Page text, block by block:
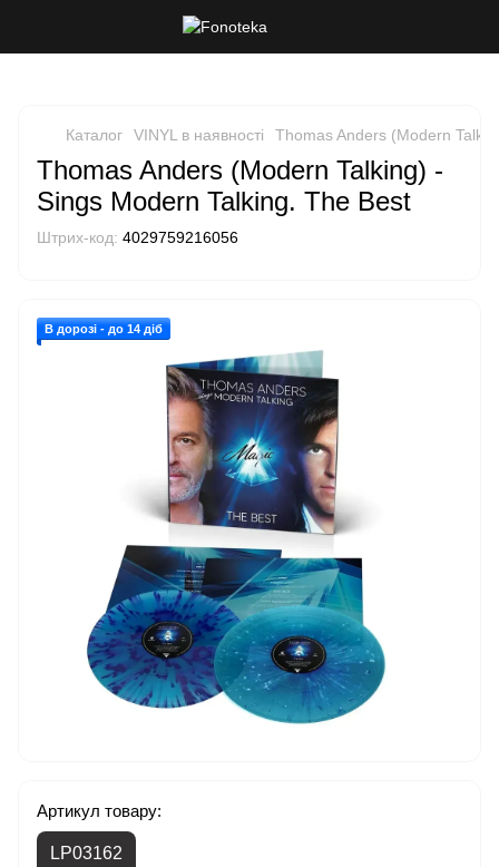
Каталог VINYL в наявності Thomas Anders (Modern
Thomas Anders (Modern Talking) -
Sings Modern Talking. The Best
Штрих-код: 4029759216056
В дорозі - до 14 діб
Артикул товару:
LP03162